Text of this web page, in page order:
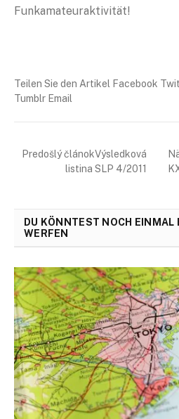
Funkamateuraktivität!
Teilen Sie den Artikel Facebook
Tumblr Email
Predošlý článokVýsledková
listina SLP 4/2011
DU KÖNNTEST NOCH EINMAL
WERFEN